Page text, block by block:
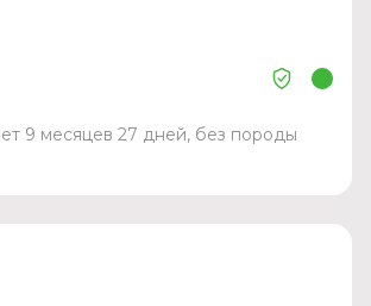
9 месяцев 27 дней, без породы